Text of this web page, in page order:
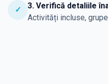
✓
3. Verifică detaliile
Activități incluse,